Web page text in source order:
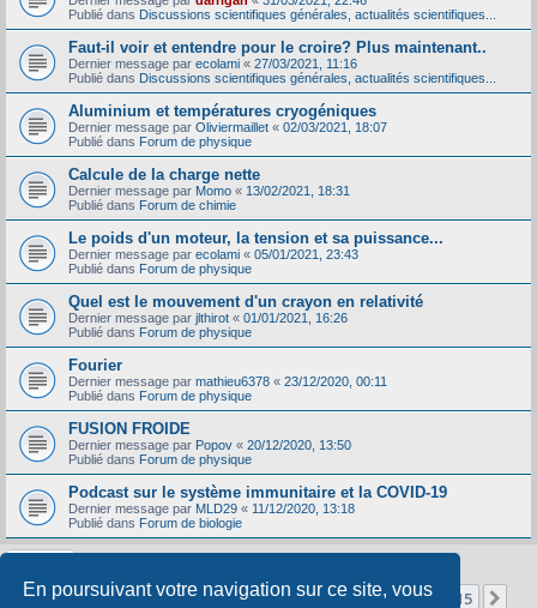
En poursuivant votre navigation sur ce site, vous
Publié dans Discussions scientifiques générales, actualités scientifiques...
Faut-il voir et entendre pour le croire? Plus maintenant..
Dernier message par ecolami « 27/03/2021, 11:16
Publié dans Discussions scientifiques générales, actualités scientifiques...
Aluminium et températures cryogéniques
Dernier message par Oliviermaillet « 02/03/2021, 18:07
Publié dans Forum de physique
Calcule de la charge nette
Dernier message par Momo « 13/02/2021, 18:31
Publié dans Forum de chimie
Le poids d'un moteur, la tension et sa puissance...
Dernier message par ecolami « 05/01/2021, 23:43
Publié dans Forum de physique
Quel est le mouvement d'un crayon en relativité
Dernier message par jlthirot « 01/01/2021, 16:26
Publié dans Forum de physique
Fourier
Dernier message par mathieu6378 « 23/12/2020, 00:11
Publié dans Forum de physique
FUSION FROIDE
Dernier message par Popov « 20/12/2020, 13:50
Publié dans Forum de physique
Podcast sur le système immunitaire et la COVID-19
Dernier message par MLD29 « 11/12/2020, 13:18
Publié dans Forum de biologie
La recherche a retourné 356 résultats Page 1sur15
1 2 3 4 5 … 15